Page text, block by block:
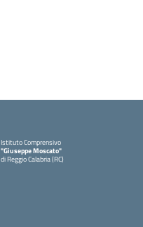
Istituto Comprensivo
"Giuseppe Moscato"
di Reggio Calabria (RC)
— Visita la pagina iniziale della scuola